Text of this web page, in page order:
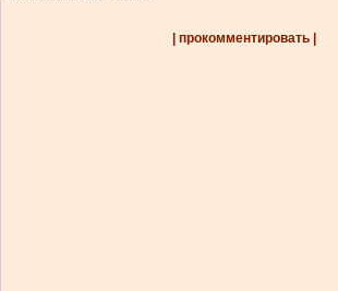
| прокомментировать |